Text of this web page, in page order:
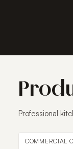
Professional
COMMERCIAL